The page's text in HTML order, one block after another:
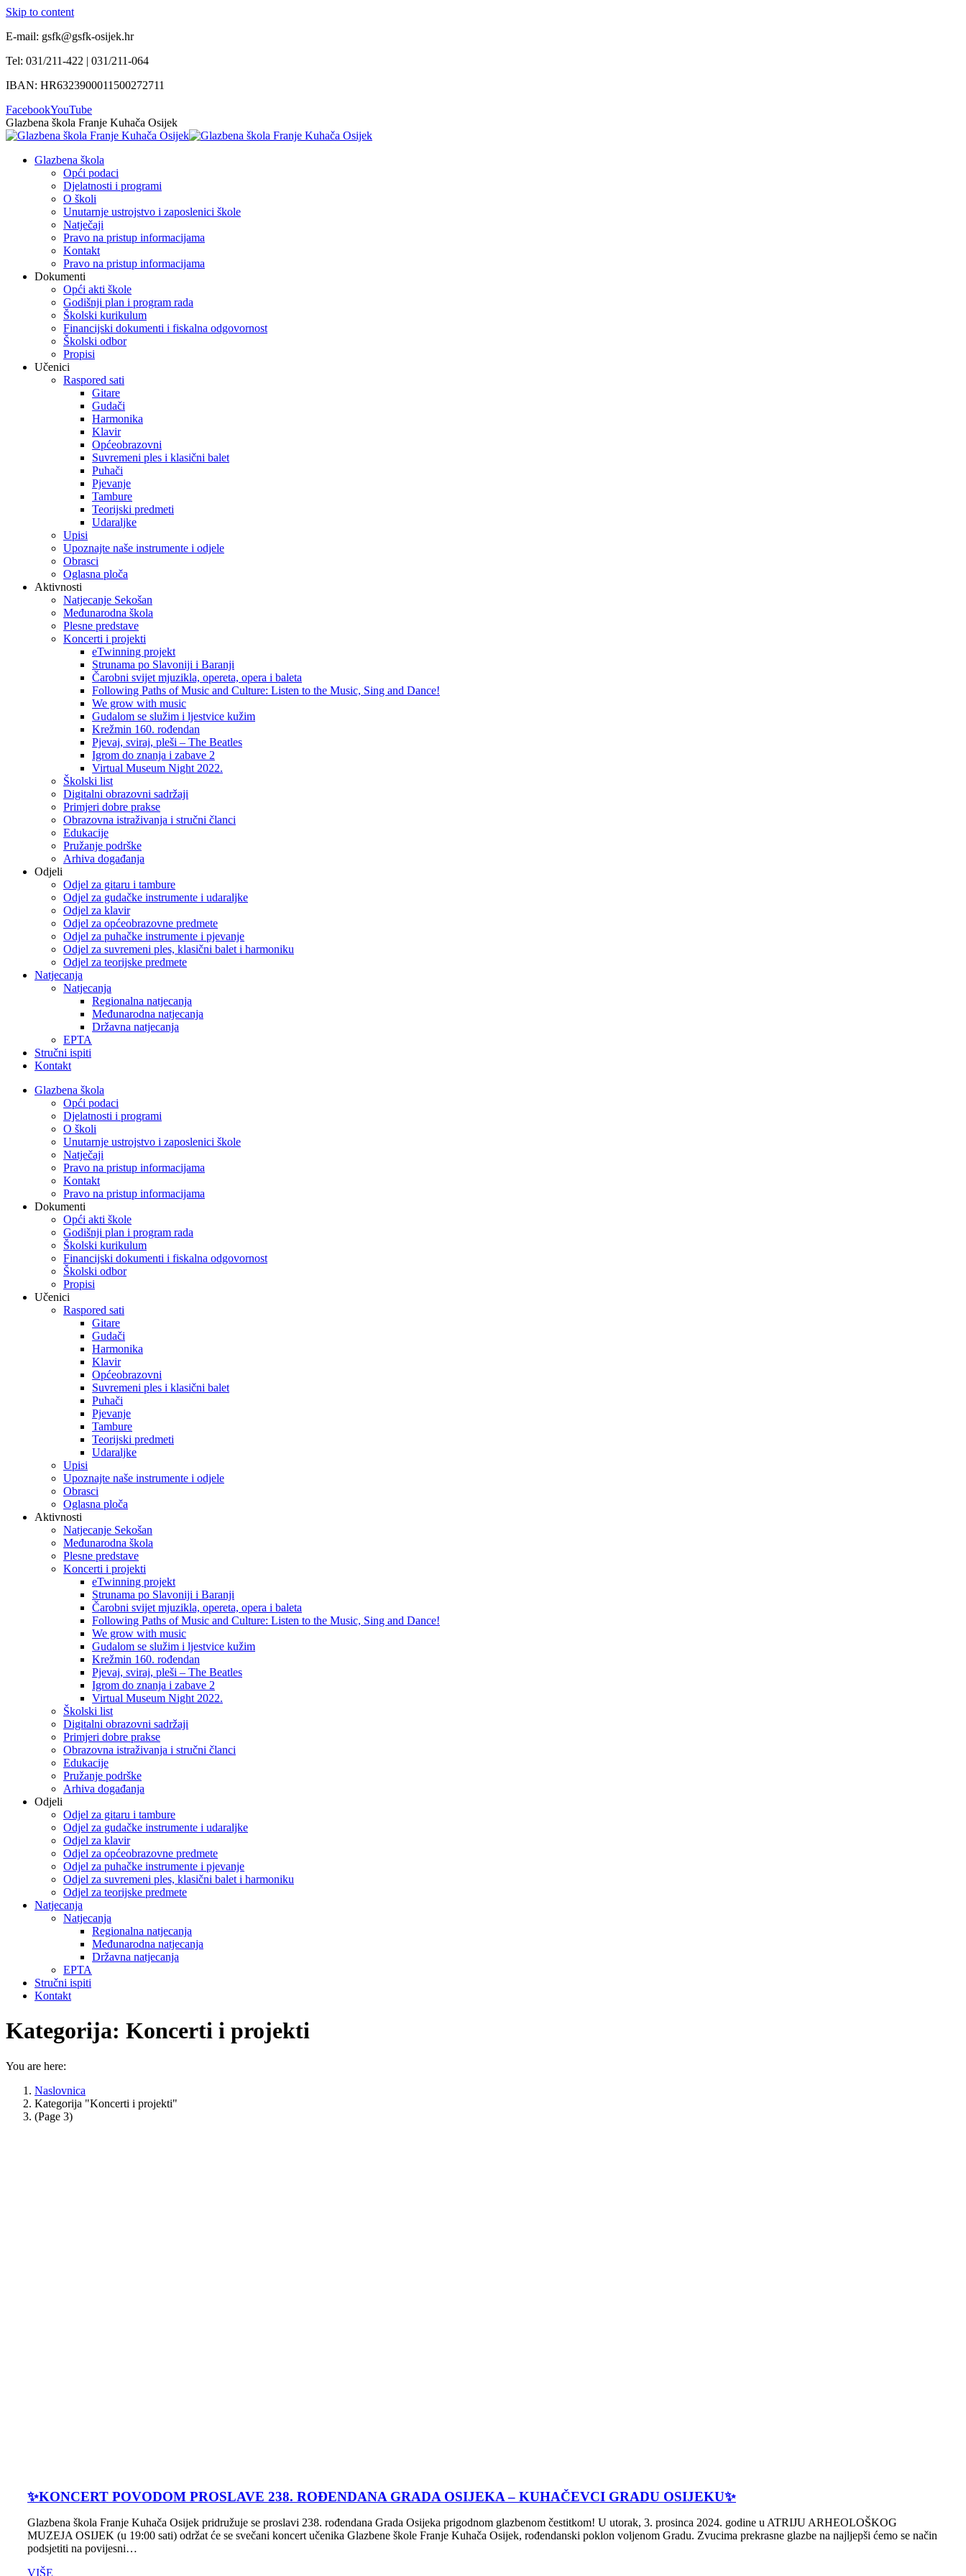
Skip to content
E-mail: gsfk@gsfk-osijek.hr
Tel: 031/211-422 | 031/211-064
IBAN: HR6323900011500272711
FacebookYouTube
Glazbena škola Franje Kuhača Osijek
Glazbena škola
Opći podaci
Djelatnosti i programi
O školi
Unutarnje ustrojstvo i zaposlenici škole
Natječaji
Pravo na pristup informacijama
Kontakt
Pravo na pristup informacijama
Dokumenti
Opći akti škole
Godišnji plan i program rada
Školski kurikulum
Financijski dokumenti i fiskalna odgovornost
Školski odbor
Propisi
Učenici
Raspored sati
Gitare
Gudači
Harmonika
Klavir
Općeobrazovni
Suvremeni ples i klasični balet
Puhači
Pjevanje
Tambure
Teorijski predmeti
Udaraljke
Upisi
Upoznajte naše instrumente i odjele
Obrasci
Oglasna ploča
Aktivnosti
Natjecanje Sekošan
Međunarodna škola
Plesne predstave
Koncerti i projekti
eTwinning projekt
Strunama po Slavoniji i Baranji
Čarobni svijet mjuzikla, opereta, opera i baleta
Following Paths of Music and Culture: Listen to the Music, Sing and Dance!
We grow with music
Gudalom se služim i ljestvice kužim
Krežmin 160. rođendan
Pjevaj, sviraj, pleši – The Beatles
Igrom do znanja i zabave 2
Virtual Museum Night 2022.
Školski list
Digitalni obrazovni sadržaji
Primjeri dobre prakse
Obrazovna istraživanja i stručni članci
Edukacije
Pružanje podrške
Arhiva događanja
Odjeli
Odjel za gitaru i tambure
Odjel za gudačke instrumente i udaraljke
Odjel za klavir
Odjel za općeobrazovne predmete
Odjel za puhačke instrumente i pjevanje
Odjel za suvremeni ples, klasični balet i harmoniku
Odjel za teorijske predmete
Natjecanja
Natjecanja
Regionalna natjecanja
Međunarodna natjecanja
Državna natjecanja
EPTA
Stručni ispiti
Kontakt
Glazbena škola
Opći podaci
Djelatnosti i programi
O školi
Unutarnje ustrojstvo i zaposlenici škole
Natječaji
Pravo na pristup informacijama
Kontakt
Pravo na pristup informacijama
Dokumenti
Opći akti škole
Godišnji plan i program rada
Školski kurikulum
Financijski dokumenti i fiskalna odgovornost
Školski odbor
Propisi
Učenici
Raspored sati
Gitare
Gudači
Harmonika
Klavir
Općeobrazovni
Suvremeni ples i klasični balet
Puhači
Pjevanje
Tambure
Teorijski predmeti
Udaraljke
Upisi
Upoznajte naše instrumente i odjele
Obrasci
Oglasna ploča
Aktivnosti
Natjecanje Sekošan
Međunarodna škola
Plesne predstave
Koncerti i projekti
eTwinning projekt
Strunama po Slavoniji i Baranji
Čarobni svijet mjuzikla, opereta, opera i baleta
Following Paths of Music and Culture: Listen to the Music, Sing and Dance!
We grow with music
Gudalom se služim i ljestvice kužim
Krežmin 160. rođendan
Pjevaj, sviraj, pleši – The Beatles
Igrom do znanja i zabave 2
Virtual Museum Night 2022.
Školski list
Digitalni obrazovni sadržaji
Primjeri dobre prakse
Obrazovna istraživanja i stručni članci
Edukacije
Pružanje podrške
Arhiva događanja
Odjeli
Odjel za gitaru i tambure
Odjel za gudačke instrumente i udaraljke
Odjel za klavir
Odjel za općeobrazovne predmete
Odjel za puhačke instrumente i pjevanje
Odjel za suvremeni ples, klasični balet i harmoniku
Odjel za teorijske predmete
Natjecanja
Natjecanja
Regionalna natjecanja
Međunarodna natjecanja
Državna natjecanja
EPTA
Stručni ispiti
Kontakt
Kategorija: Koncerti i projekti
You are here:
Naslovnica
Kategorija "Koncerti i projekti"
(Page 3)
✨️KONCERT POVODOM PROSLAVE 238. ROĐENDANA GRADA OSIJEKA – KUHAČEVCI GRADU OSIJEKU✨️
Glazbena škola Franje Kuhača Osijek pridružuje se proslavi 238. rođendana Grada Osijeka prigodnom glazbenom čestitkom! U utorak, 3. prosinca 2024. godine u ATRIJU ARHEOLOŠKOG
MUZEJA OSIJEK (u 19:00 sati) održat će se svečani koncert učenika Glazbene škole Franje Kuhača Osijek, rođendanski poklon voljenom Gradu. Zvucima prekrasne glazbe na najljepši ćemo se način
podsjetiti na povijesni…
VIŠE